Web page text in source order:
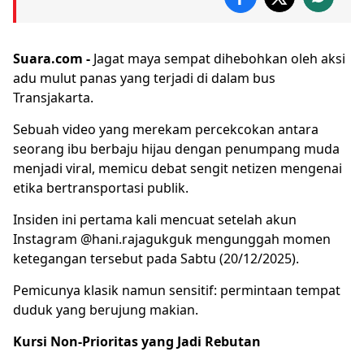
Suara.com - Jagat maya sempat dihebohkan oleh aksi
adu mulut panas yang terjadi di dalam bus
Transjakarta.
Sebuah video yang merekam percekcokan antara
seorang ibu berbaju hijau dengan penumpang muda
menjadi viral, memicu debat sengit netizen mengenai
etika bertransportasi publik.
Insiden ini pertama kali mencuat setelah akun
Instagram @hani.rajagukguk mengunggah momen
ketegangan tersebut pada Sabtu (20/12/2025).
Pemicunya klasik namun sensitif: permintaan tempat
duduk yang berujung makian.
Kursi Non-Prioritas yang Jadi Rebutan